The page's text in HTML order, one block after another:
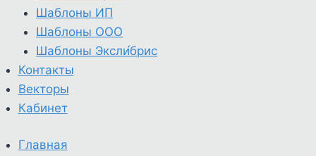
Шаблоны ИП
Шаблоны ООО
Шаблоны Эксли́брис
Контакты
Векторы
Кабинет
Главная